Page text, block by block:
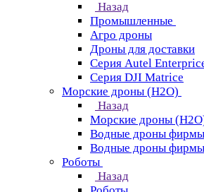
Назад
Промышленные
Агро дроны
Дроны для доставки
Серия Autel
Серия DJI Matrice
Морские дроны (H2O)
Назад
Морские дроны
Водные дроны
Водные дроны
Роботы
Назад